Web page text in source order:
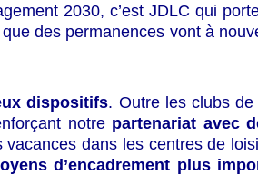
2030, c’est JDLC qui
des permanences vont à
dispositifs. Outre les clubs
notre partenariat avec
dans les centres de
d’encadrement plus